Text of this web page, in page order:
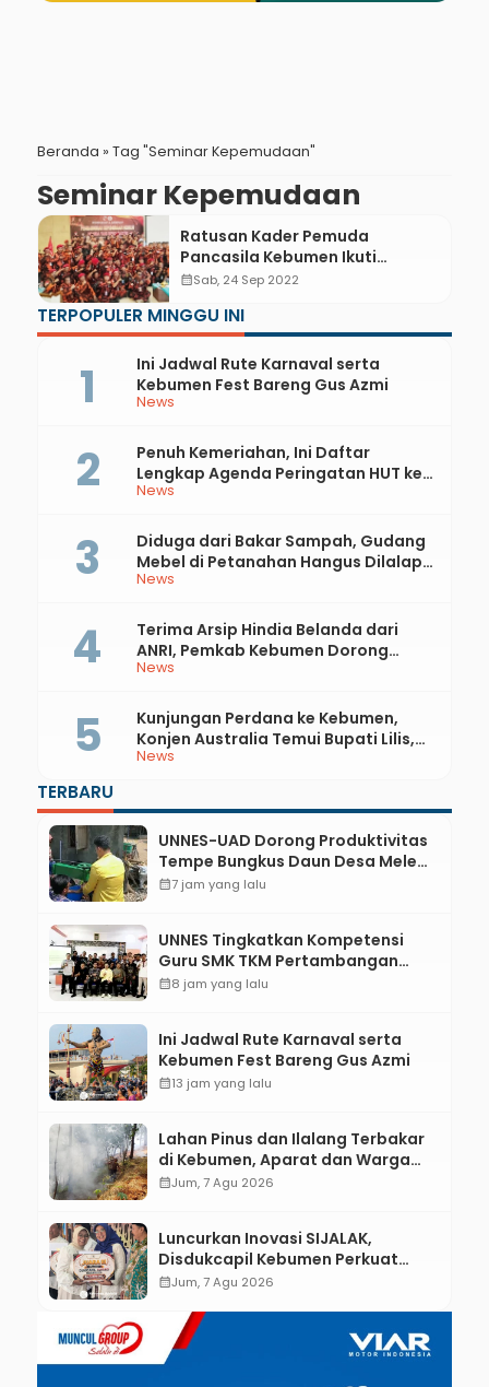
Beranda » Tag "Seminar Kepemudaan"
Seminar Kepemudaan
Ratusan Kader Pemuda
Pancasila Kebumen Ikuti
Seminar Kepemudaan
calendar_monthSab, 24 Sep 2022
TERPOPULER MINGGU INI
News
Ini Jadwal Rute Karnaval serta
Kebumen Fest Bareng Gus Azmi
News
Penuh Kemeriahan, Ini Daftar
Lengkap Agenda Peringatan HUT ke-
81 RI dan Hari Jadi ke-397 Kabupaten
News
Diduga dari Bakar Sampah, Gudang
Mebel di Petanahan Hangus Dilalap
Api
News
Terima Arsip Hindia Belanda dari
ANRI, Pemkab Kebumen Dorong
Integrasi Sejarah, Geopark, dan
News
Kunjungan Perdana ke Kebumen,
Konjen Australia Temui Bupati Lilis,
Ini yang Dibahas
TERBARU
UNNES-UAD Dorong Produktivitas
Tempe Bungkus Daun Desa Meles,
Bantu Mesin dan Pendampingan
calendar_month7 jam yang lalu
UNNES Tingkatkan Kompetensi
Guru SMK TKM Pertambangan
Kebumen melalui Desain Green
calendar_month8 jam yang lalu
Ini Jadwal Rute Karnaval serta
Kebumen Fest Bareng Gus Azmi
calendar_month13 jam yang lalu
Lahan Pinus dan Ilalang Terbakar
di Kebumen, Aparat dan Warga
Padamkan Api Secara Manual
calendar_monthJum, 7 Agu 2026
Luncurkan Inovasi SIJALAK,
Disdukcapil Kebumen Perkuat
Jejaring Literasi Adminduk hingga
calendar_monthJum, 7 Agu 2026